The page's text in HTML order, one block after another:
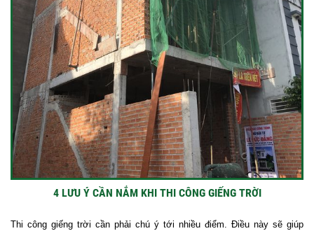
4 LƯU Ý CẦN NẮM KHI THI CÔNG GIẾNG TRỜI
Thi công giếng trời cần phải chú ý tới nhiều điểm. Điều này sẽ giúp